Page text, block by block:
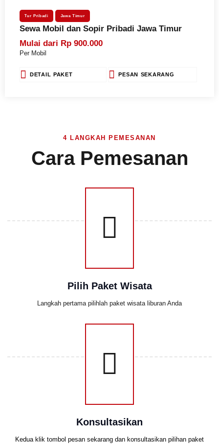
Tur Pribadi Jawa Timur
Sewa Mobil dan Sopir Pribadi Jawa Timur
Mulai dari Rp 900.000
Per Mobil
DETAIL PAKET PESAN SEKARANG
4 LANGKAH PEMESANAN
Cara Pemesanan
Pilih Paket Wisata
Langkah pertama pilihlah paket wisata liburan Anda
Konsultasikan
Kedua klik tombol pesan sekarang dan konsultasikan pilihan paket